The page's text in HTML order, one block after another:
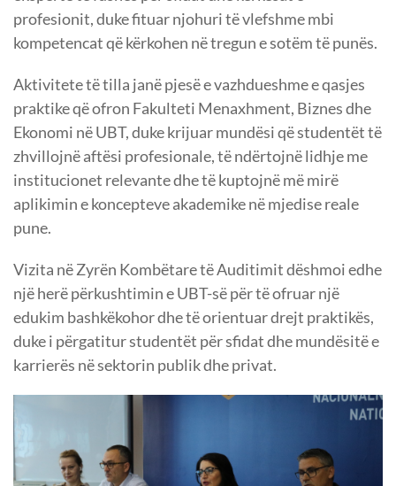
profesionit, duke fituar njohuri të vlefshme mbi
kompetencat që kërkohen në tregun e sotëm të punës.
Aktivitete të tilla janë pjesë e vazhdueshme e qasjes
praktike që ofron Fakulteti Menaxhment, Biznes dhe
Ekonomi në UBT, duke krijuar mundësi që studentët të
zhvillojnë aftësi profesionale, të ndërtojnë lidhje me
institucionet relevante dhe të kuptojnë më mirë
aplikimin e koncepteve akademike në mjedise reale
pune.
Vizita në Zyrën Kombëtare të Auditimit dëshmoi edhe
një herë përkushtimin e UBT-së për të ofruar një
edukim bashkëkohor dhe të orientuar drejt praktikës,
duke i përgatitur studentët për sfidat dhe mundësitë e
karrierës në sektorin publik dhe privat.